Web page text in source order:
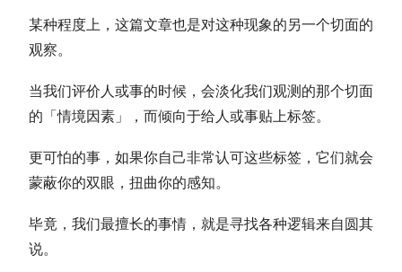
某种程度上，这篇文章也是对这种现象的另一个切面的
观察。
当我们评价人或事的时候，会淡化我们观测的那个切面
的「情境因素」，而倾向于给人或事贴上标签。
更可怕的事，如果你自己非常认可这些标签，它们就会
蒙蔽你的双眼，扭曲你的感知。
毕竟，我们最擅长的事情，就是寻找各种逻辑来自圆其
说。